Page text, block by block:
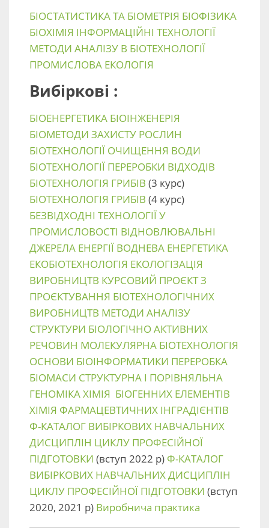
БІОСТАТИСТИКА ТА БІОМЕТРІЯ БІОФІЗИКА
БІОХІМІЯ ІНФОРМАЦІЙНІ ТЕХНОЛОГІЇ
МЕТОДИ АНАЛІЗУ В БІОТЕХНОЛОГІЇ
ПРОМИСЛОВА ЕКОЛОГІЯ
Вибіркові :
БІОЕНЕРГЕТИКА БІОІНЖЕНЕРІЯ
БІОМЕТОДИ ЗАХИСТУ РОСЛИН
БІОТЕХНОЛОГІЇ ОЧИЩЕННЯ ВОДИ
БІОТЕХНОЛОГІЇ ПЕРЕРОБКИ ВІДХОДІВ
БІОТЕХНОЛОГІЯ ГРИБІВ (3 курс)
БІОТЕХНОЛОГІЯ ГРИБІВ (4 курс)
БЕЗВІДХОДНІ ТЕХНОЛОГІЇ У
ПРОМИСЛОВОСТІ ВІДНОВЛЮВАЛЬНІ
ДЖЕРЕЛА ЕНЕРГІЇ ВОДНЕВА ЕНЕРГЕТИКА
ЕКОБІОТЕХНОЛОГІЯ ЕКОЛОГІЗАЦІЯ
ВИРОБНИЦТВ КУРСОВИЙ ПРОЄКТ З
ПРОЄКТУВАННЯ БІОТЕХНОЛОГІЧНИХ
ВИРОБНИЦТВ МЕТОДИ АНАЛІЗУ
СТРУКТУРИ БІОЛОГІЧНО АКТИВНИХ
РЕЧОВИН МОЛЕКУЛЯРНА БІОТЕХНОЛОГІЯ
ОСНОВИ БІОІНФОРМАТИКИ ПЕРЕРОБКА
БІОМАСИ СТРУКТУРНА І ПОРІВНЯЛЬНА
ГЕНОМІКАХІМІЯ БІОГЕННИХ ЕЛЕМЕНТІВ
ХІМІЯ ФАРМАЦЕВТИЧНИХ ІНГРАДІЄНТІВ
Ф-КАТАЛОГ ВИБІРКОВИХ НАВЧАЛЬНИХ
ДИСЦИПЛІН ЦИКЛУ ПРОФЕСІЙНОЇ
ПІДГОТОВКИ (вступ 2022 р) Ф-КАТАЛОГ
ВИБІРКОВИХ НАВЧАЛЬНИХ ДИСЦИПЛІН
ЦИКЛУ ПРОФЕСІЙНОЇ ПІДГОТОВКИ (вступ
2020, 2021 р) Виробнича практика